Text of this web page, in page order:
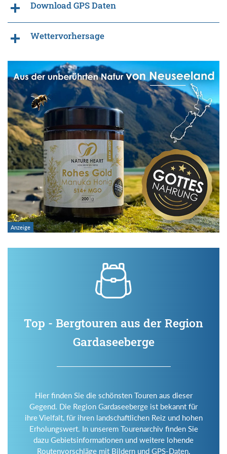
Download GPS Daten
Wettervorhersage
Top - Bergtouren aus der Region
Gardaseeberge
Hier finden Sie die schönsten Touren aus dieser
Gegend. Die Region Gardaseeberge ist bekannt für
ihre Vielfalt, für ihren landschaftlichen Reiz und hohen
Erholungswert. In unserem Tourenarchiv finden Sie
dazu Gebietsinformationen und weitere lohende
Routenvorschläge mit Bildern und GPS-Daten.